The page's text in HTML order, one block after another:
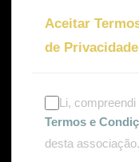
Aceitar
de Privacidade
Li,
Termos e
desta associação.